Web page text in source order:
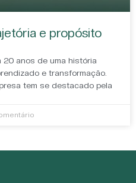
e propósito
20 anos de uma história
e transformação.
tem se destacado pela